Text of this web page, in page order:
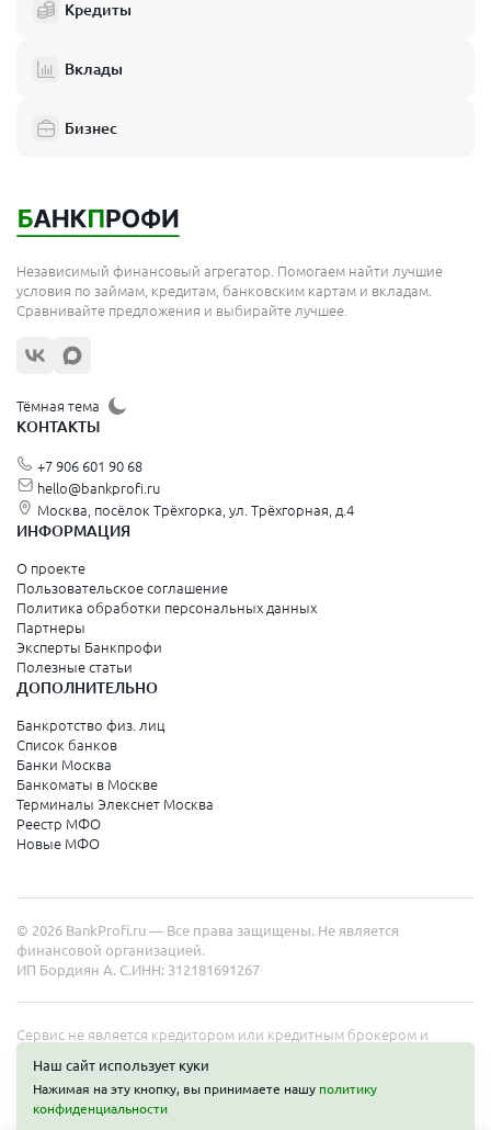
Кредиты
Вклады
Бизнес
Независимый финансовый агрегатор. Помогаем найти лучшие
условия по займам, кредитам, банковским картам и вкладам.
Сравнивайте предложения и выбирайте лучшее.
Тёмная тема
КОНТАКТЫ
+7 906 601 90 68
hello@bankprofi.ru
Москва, посёлок Трёхгорка, ул. Трёхгорная, д.4
ИНФОРМАЦИЯ
О проекте
Пользовательское соглашение
Политика обработки персональных данных
Партнеры
Эксперты Банкпрофи
Полезные статьи
ДОПОЛНИТЕЛЬНО
Банкротство физ. лиц
Список банков
Банки Москва
Банкоматы в Москве
Терминалы Элекснет Москва
Реестр МФО
Новые МФО
© 2026 BankProfi.ru — Все права защищены. Не является
финансовой организацией.
ИП Бордиян А. С.ИНН: 312181691267
Сервис не является кредитором или кредитным брокером и
на сайте не является публичной офертой. Полные условия услуг
уточняйте на сайте организаций.
Наш сайт использует куки
Нажимая на эту кнопку, вы принимаете нашу политику
конфиденциальности